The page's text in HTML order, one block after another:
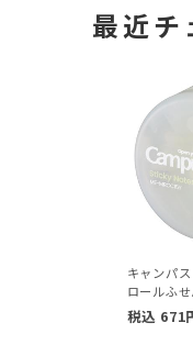
最近チ
キャンパ
ロールふ
税込 671